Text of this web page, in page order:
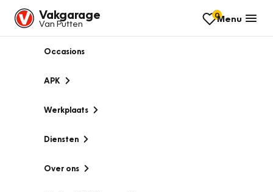
Vakgarage
Van Putten
0Menu
Occasions
APK
Werkplaats
Diensten
Over ons